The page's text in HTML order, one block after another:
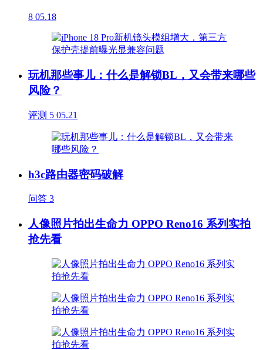
8 05.18
玩机那些事儿：什么是解锁BL，又会带来哪些
风险？
评测 5 05.21
h3c路由器密码破解
问答 3
人像照片拍出生命力 OPPO Reno16 系列实拍
抢先看